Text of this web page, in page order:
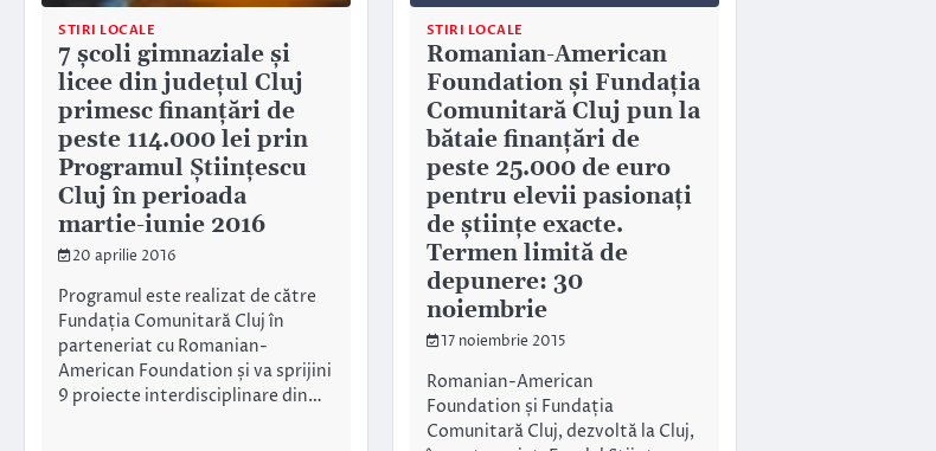
STIRI LOCALE
7 școli gimnaziale și
licee din județul Cluj
primesc finanțări de
peste 114.000 lei prin
Programul Științescu
Cluj în perioada
martie-iunie 2016
20 aprilie 2016
Programul este realizat de către
Fundația Comunitară Cluj în
parteneriat cu Romanian-
American Foundation și va sprijini
9 proiecte interdisciplinare din…
STIRI LOCALE
Romanian-American
Foundation și Fundația
Comunitară Cluj pun la
bătaie finanțări de
peste 25.000 de euro
pentru elevii pasionați
de științe exacte.
Termen limită de
depunere: 30
noiembrie
17 noiembrie 2015
Romanian-American
Foundation și Fundația
Comunitară Cluj, dezvoltă la Cluj,